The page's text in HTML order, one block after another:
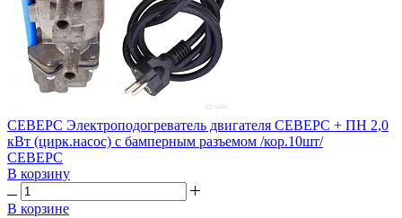
СЕВЕРС Электроподогреватель двигателя СЕВЕРС + ПН 2,0
кВт (цирк.насос) с бамперным разъемом /кор.10шт/
СЕВЕРС
В корзину
В корзине